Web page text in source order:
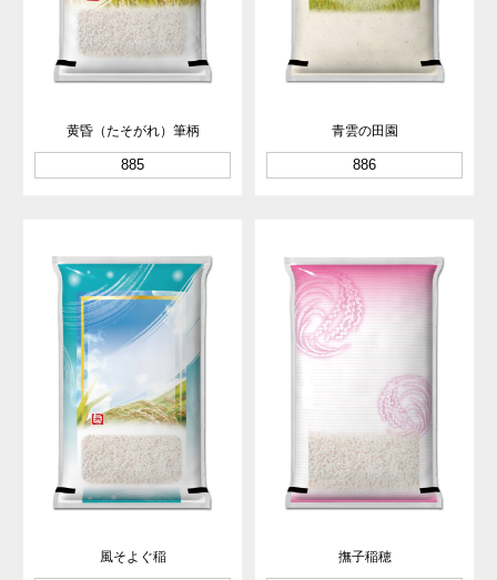
黄昏（たそがれ）筆柄
885
青雲の田園
886
風そよぐ稲 撫子稲穂